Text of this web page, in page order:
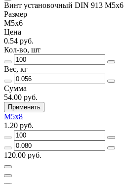
Винт установочный DIN 913 М5х6
Размер
М5х6
Цена
0.54 руб.
Кол-во, шт
Вес, кг
Сумма
54.00 руб.
Применить
М5х8
1.20 руб.
120.00 руб.